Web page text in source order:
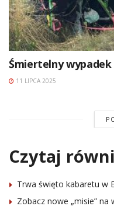
Śmiertelny wypadek
11 LIPCA 2025
Czytaj
Trwa święto kabaretu w
Zobacz nowe „misie” na